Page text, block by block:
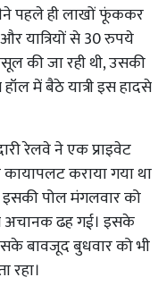
पहले ही लाखों फूंककर
यात्रियों से 30 रुपये
की जा रही थी, उसकी
में बैठे यात्री इस हादसे
रेलवे ने एक प्राइवेट
कराया गया था
पोल मंगलवार को
ढह गई। इसके
बावजूद बुधवार को भी
रहा।